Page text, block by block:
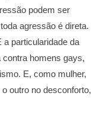
podem ser
agressão é direta.
particularidade da
contra homens gays,
E, como mulher,
outro no desconforto,